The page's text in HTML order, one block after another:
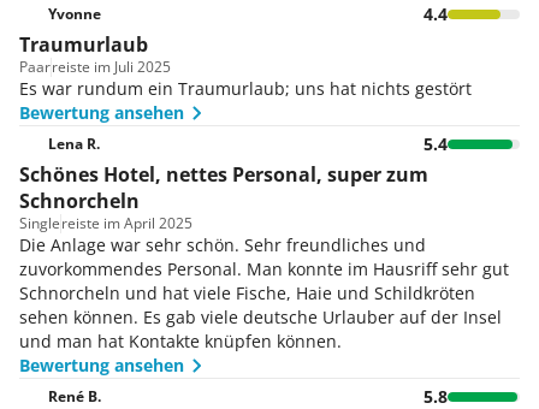
Yvonne 4.4
Traumurlaub
Paarreiste im Juli 2025
Es war rundum ein Traumurlaub; uns hat nichts gestört
Bewertung ansehen
Lena R. 5.4
Schönes Hotel, nettes Personal, super zum
Schnorcheln
Singlereiste im April 2025
Die Anlage war sehr schön. Sehr freundliches und
zuvorkommendes Personal. Man konnte im Hausriff sehr gut
Schnorcheln und hat viele Fische, Haie und Schildkröten
sehen können. Es gab viele deutsche Urlauber auf der Insel
und man hat Kontakte knüpfen können.
Bewertung ansehen
René B. 5.8